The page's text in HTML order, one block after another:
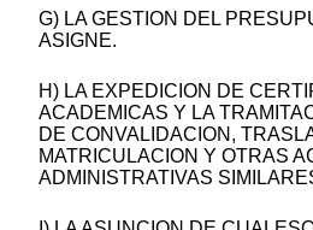
G) LA GESTION DEL
ASIGNE.
H) LA EXPEDICION DE
ACADEMICAS Y LA
DE CONVALIDACION,
MATRICULACION Y OTRAS
ADMINISTRATIVAS